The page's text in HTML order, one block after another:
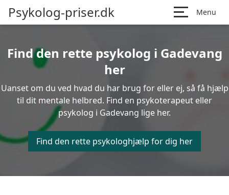
Psykolog-priser.dk Menu
Find den rette psykolog i Gadevang
her
Uanset om du ved hvad du har brug for eller ej, så få hjælp
til dit mentale helbred. Find en psykoterapeut eller
psykolog i Gadevang lige her.
Find den rette psykologhjælp for dig her